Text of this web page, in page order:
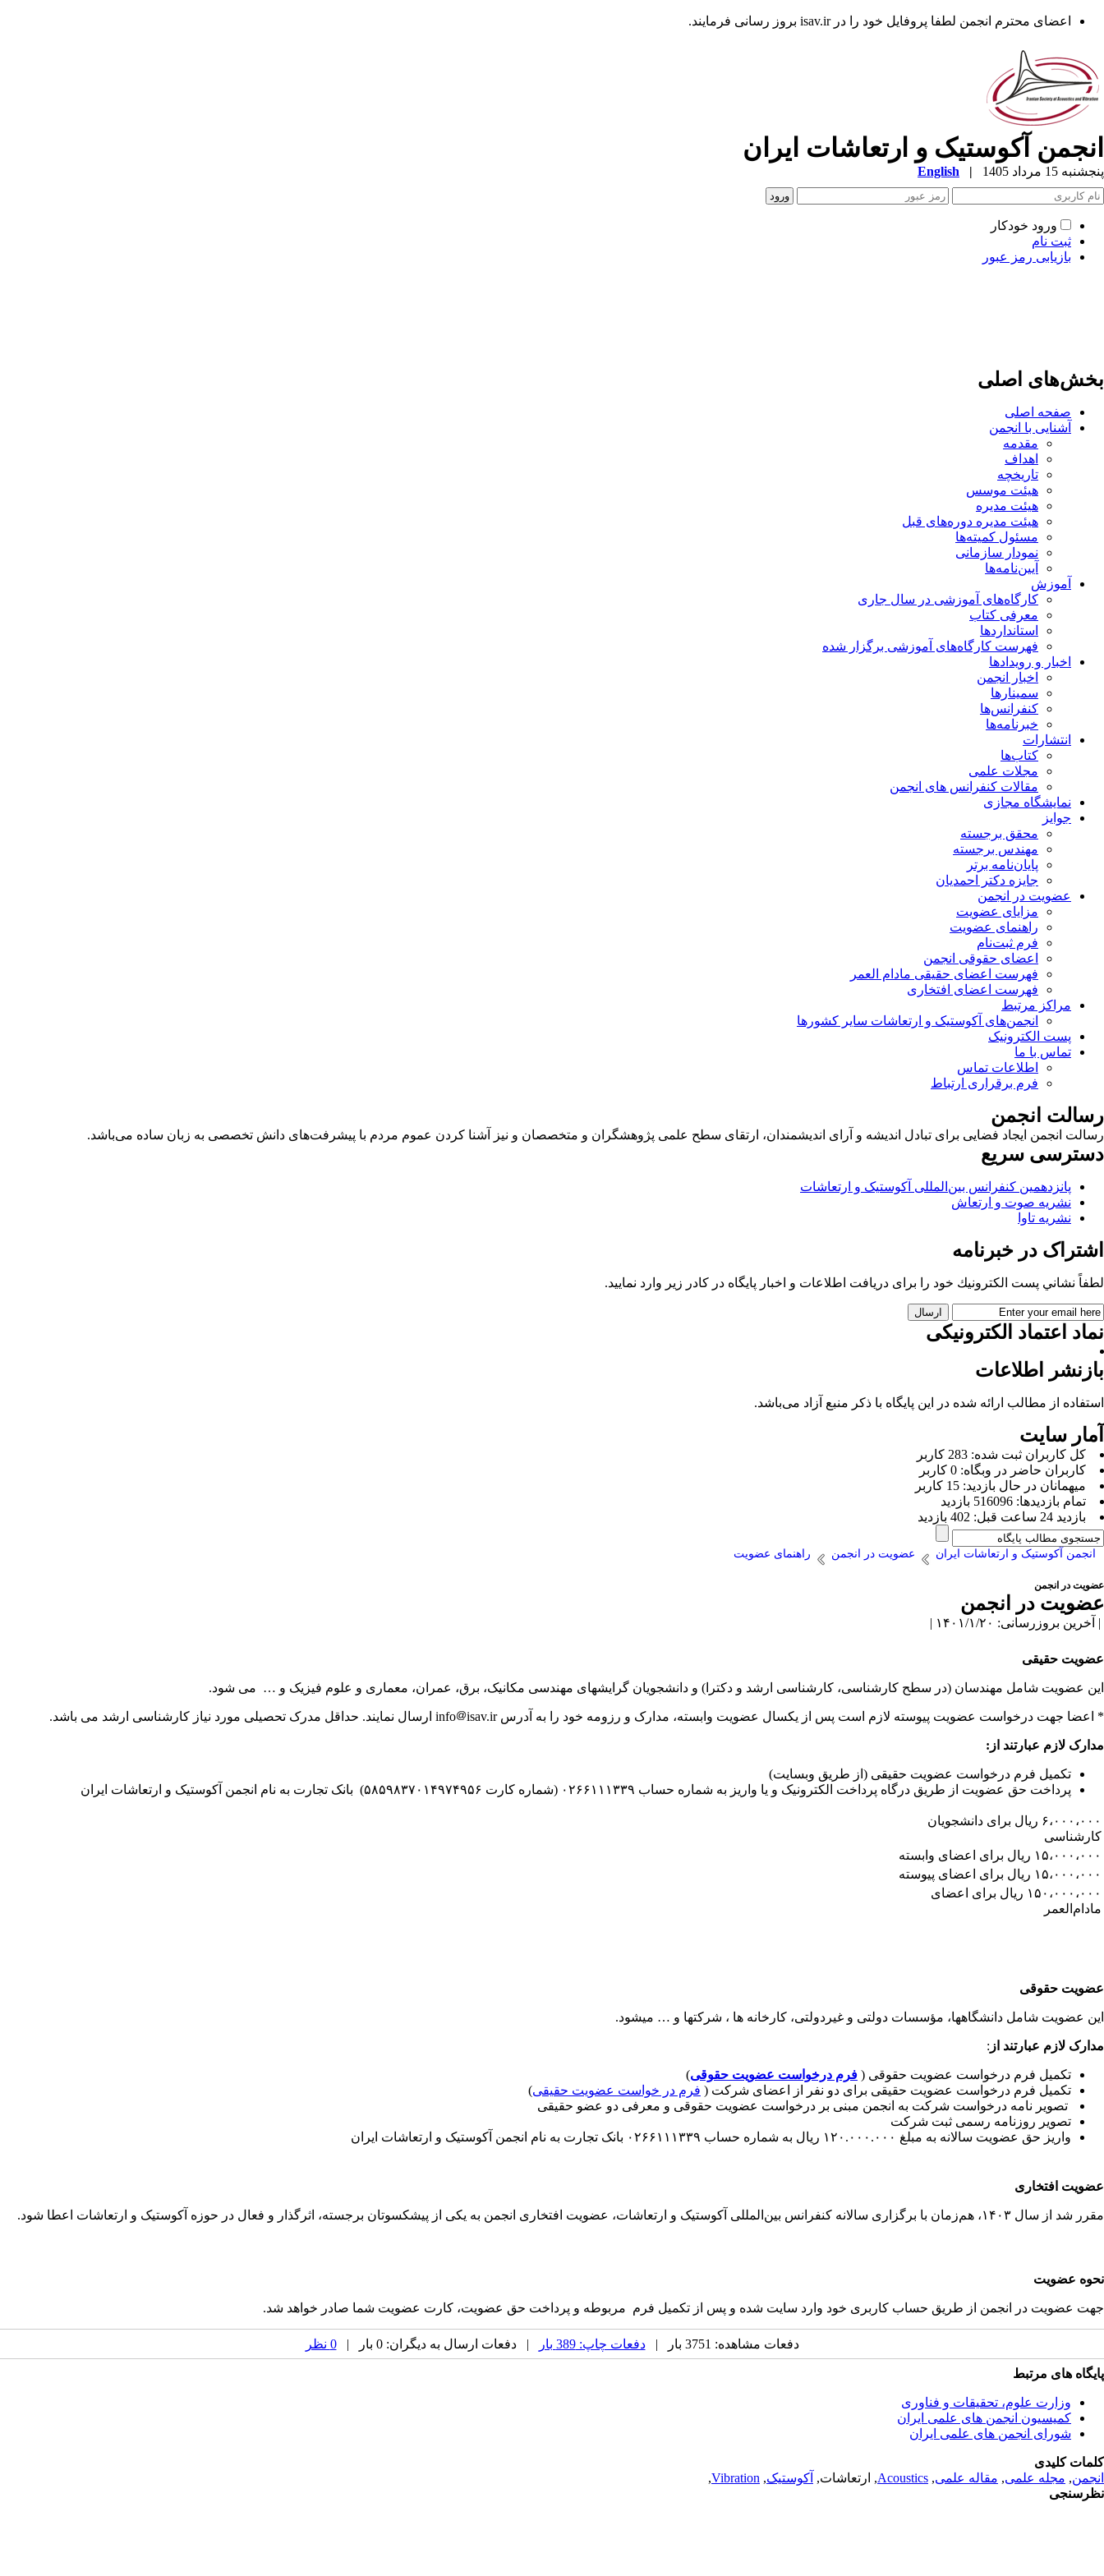
اعضای محترم انجمن لطفا پروفایل خود را در isav.ir بروز رسانی فرمایند.
انجمن آکوستیک و ارتعاشات ایران
پنجشنبه 15 مرداد 1405 |
English
ورود خودکار
ثبت نام
بازیابی رمز عبور
بخش‌های اصلی
صفحه اصلی
آشنایی با انجمن
مقدمه
اهداف
تاریخچه
هیئت موسس
هیئت مدیره
هیئت مدیره دوره‌های قبل
مسئول کمیته‌ها
نمودار سازمانی
آیین‌نامه‌ها
آموزش
کارگاه‌های آموزشی در سال جاری
معرفی کتاب
استانداردها
فهرست کارگاه‌های آموزشی برگزار شده
اخبار و رویدادها
اخبار انجمن
سمینارها
کنفرانس‌ها
خبرنامه‌ها
انتشارات
کتاب‌ها
مجلات علمی
مقالات کنفرانس های انجمن
نمایشگاه مجازی
جوایز
محقق برجسته
مهندس برجسته
پایان‌نامه برتر
جایزه دکتر احمدیان
عضویت در انجمن
مزایای عضویت
راهنمای عضویت
فرم ثبت‌نام
اعضای حقوقی انجمن
فهرست اعضای حقیقی مادام‌ العمر
فهرست اعضای افتخاری
مراکز مرتبط
انجمن‌های آکوستیک و ارتعاشات سایر کشورها
پست الکترونیک
تماس با ما
اطلاعات تماس
فرم برقراری ارتباط
رسالت انجمن
رسالت انجمن ایجاد فضایی برای تبادل اندیشه و آرای اندیشمندان، ارتقای سطح علمی پژوهشگران و متخصصان و نیز آشنا کردن عموم مردم با پیشرفت‌های دانش تخصصی به زبان ساده می‌باشد.
دسترسی سریع
پانزدهمین کنفرانس بین‌المللی آکوستیک و ارتعاشات
نشریه صوت و ارتعاش
نشریه تاوا
اشتراک در خبرنامه
لطفاً نشاني پست الكترونيك خود را برای دريافت اطلاعات و اخبار پايگاه در كادر زير وارد نمایید.
نماد اعتماد الکترونیکی
بازنشر اطلاعات
استفاده از مطالب ارائه شده در این پایگاه با ذکر منبع آزاد می‌باشد.
آمار سایت
كل کاربران ثبت شده: 283 کاربر
کاربران حاضر در وبگاه: 0 کاربر
ميهمانان در حال بازديد: 15 کاربر
تمام بازديد‌ها: 516096 بازدید
بازديد 24 ساعت قبل: 402 بازدید
انجمن آکوستیک و ارتعاشات ایران عضویت در انجمن راهنمای عضویت
عضویت در انجمن
عضویت در انجمن
| آخرین بروزرسانی: ۱۴۰۱/۱/۲۰ |
عضویت حقیقی
این عضویت شامل مهندسان (در سطح کارشناسی، کارشناسی ارشد و دکترا) و دانشجویان گرایشهای مهندسی مکانیک، برق، عمران، معماری و علوم فیزیک و … می­ شود.
* اعضا جهت درخواست عضویت پیوسته لازم است پس از یکسال عضویت وابسته، مدارک و رزومه خود را به آدرس infoisav.ir ارسال نمایند. حداقل مدرک تحصیلی مورد نیاز کارشناسی ارشد می باشد.
مدارک لازم عبارتند از :
تکمیل فرم درخواست عضویت حقیقی (از طریق وبسایت)
پرداخت حق عضویت از طریق درگاه پرداخت الکترونیک و یا واریز به شماره حساب ۰۲۶۶۱۱۱۳۳۹ (شماره کارت ۵۸۵۹۸۳۷۰۱۴۹۷۴۹۵۶) بانک تجارت به نام انجمن آکوستیک و ارتعاشات ایران
۶،۰۰۰،۰۰۰ ریال برای دانشجویان
کارشناسی
۱۵،۰۰۰،۰۰۰ ریال برای اعضای وابسته
۱۵،۰۰۰،۰۰۰ ریال برای اعضای پیوسته
۱۵۰،۰۰۰،۰۰۰ ریال برای اعضای
مادام‌العمر
عضویت حقوقی
این عضویت شامل دانشگاهها، مؤسسات دولتی و غیردولتی، کارخانه ها ، شرکتها و … میشود.
مدارک لازم عبارتند از :
تکمیل فرم درخواست عضویت حقوقی ( فرم درخواست عضویت حقوقی)
تکمیل فرم درخواست عضویت حقیقی برای دو نفر از اعضای شرکت ( فرم در خواست عضویت حقیقی)
تصویر نامه درخواست شرکت به انجمن مبنی بر درخواست عضویت حقوقی و معرفی دو عضو حقیقی
تصویر روزنامه رسمی ثبت شرکت
واریز حق عضویت سالانه به مبلغ ۱۲۰.۰۰۰.۰۰۰ ریال به شماره حساب ۰۲۶۶۱۱۱۳۳۹ بانک تجارت به نام انجمن آکوستیک و ارتعاشات ایران
عضویت افتخاری
مقرر شد از سال ۱۴۰۳، هم‌زمان با برگزاری سالانه کنفرانس بین‌المللی آکوستیک و ارتعاشات، عضویت افتخاری انجمن به یکی از پیشکسوتان برجسته، اثرگذار و فعال در حوزه آکوستیک و ارتعاشات اعطا شود.
نحوه عضویت
جهت عضویت در انجمن از طریق حساب کاربری خود وارد سایت شده و پس از تکمیل فرم مربوطه و پرداخت حق عضویت، کارت عضویت شما صادر خواهد شد.
دفعات مشاهده: 3751 بار | دفعات چاپ: 389 بار | دفعات ارسال به دیگران: 0 بار | 0 نظر
پایگاه های مرتبط
وزارت علوم، تحقیقات و فناوری
کمیسیون انجمن های علمی ایران
شورای انجمن های علمی ایران
کلمات کلیدی
انجمن, مجله علمی, مقاله علمی,
Acoustics, ارتعاشات, آکوستیک,
Vibration
,
نظرسنجی